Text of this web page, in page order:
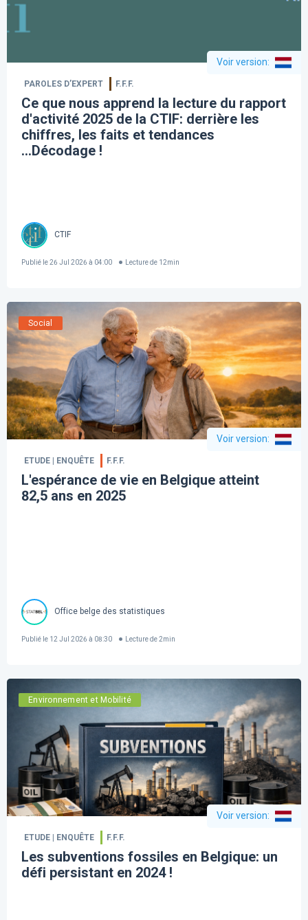
Voir version:
PAROLES D’EXPERT F.F.F.
Ce que nous apprend la lecture du rapport
d'activité 2025 de la CTIF: derrière les
chiffres, les faits et tendances
...Décodage !
CTIF
Publié le26 Jul 2026 à 04:00 Lecture de 12min
Social
Voir version:
ETUDE | ENQUÊTE F.F.F.
L'espérance de vie en Belgique atteint
82,5 ans en 2025
Office belge des statistiques
Publié le 12 Jul 2026 à 08:30 Lecture de 2min
Environnement et Mobilité
Voir version:
ETUDE | ENQUÊTE F.F.F.
Les subventions fossiles en Belgique: un
défi persistant en 2024 !